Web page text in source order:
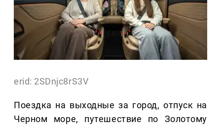
erid: 2SDnjc8rS3V
Поездка на выходные за город, отпуск на
Черном море, путешествие по Золотому